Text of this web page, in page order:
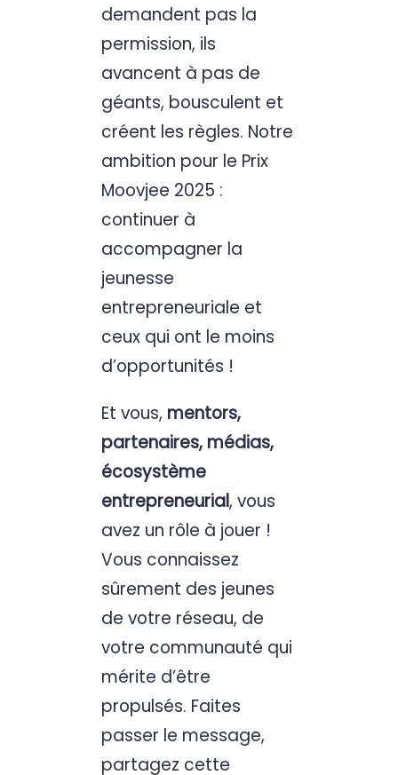
demandent pas la
permission, ils
avancent à pas de
géants, bousculent et
créent les règles. Notre
ambition pour le Prix
Moovjee 2025 :
continuer à
accompagner la
jeunesse
entrepreneuriale et
ceux qui ont le moins
d’opportunités !
Et vous, mentors,
partenaires, médias,
écosystème
entrepreneurial, vous
avez un rôle à jouer !
Vous connaissez
sûrement des jeunes
de votre réseau, de
votre communauté qui
mérite d’être
propulsés. Faites
passer le message,
partagez cette